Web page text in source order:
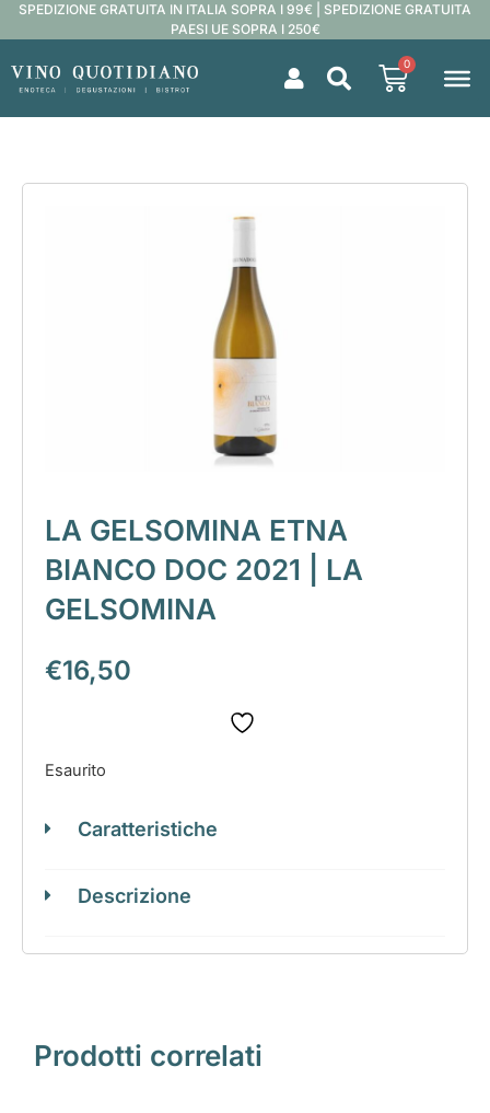
SPEDIZIONE GRATUITA IN ITALIA SOPRA I 99€ | SPEDIZIONE GRATUITA
PAESI UE SOPRA I 250€
0
LA GELSOMINA ETNA
BIANCO DOC 2021 | LA
GELSOMINA
€16,50
Esaurito
Caratteristiche
Descrizione
Prodotti correlati